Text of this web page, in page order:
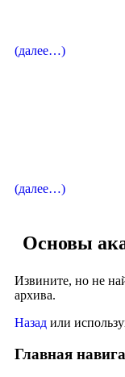
(далее…)
(далее…)
Основы
Извините, но не
архива.
Назад или
Главная